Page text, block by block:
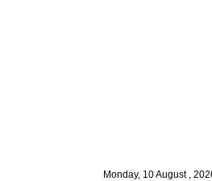
Monday, 10 August ,